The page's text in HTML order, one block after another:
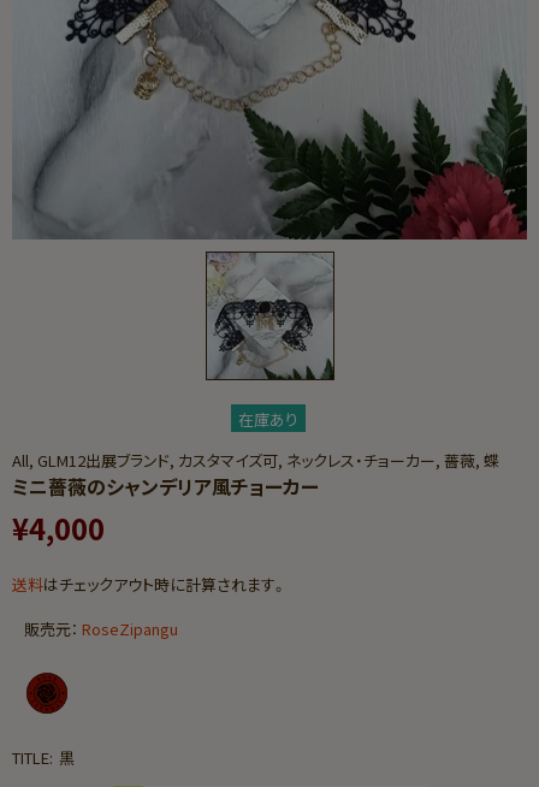
在庫あり
All, GLM12出展ブランド, カスタマイズ可, ネックレス・チョーカー, 薔薇, 蝶
ミニ薔薇の​シャンデリア風チョーカー
¥4,000
送料はチェックアウト時に計算されます。
販売元： RoseZipangu
TITLE: 黒